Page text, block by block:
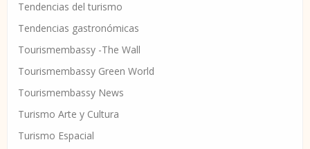
Tendencias del turismo
Tendencias gastronómicas
Tourismembassy -The Wall
Tourismembassy Green World
Tourismembassy News
Turismo Arte y Cultura
Turismo Espacial